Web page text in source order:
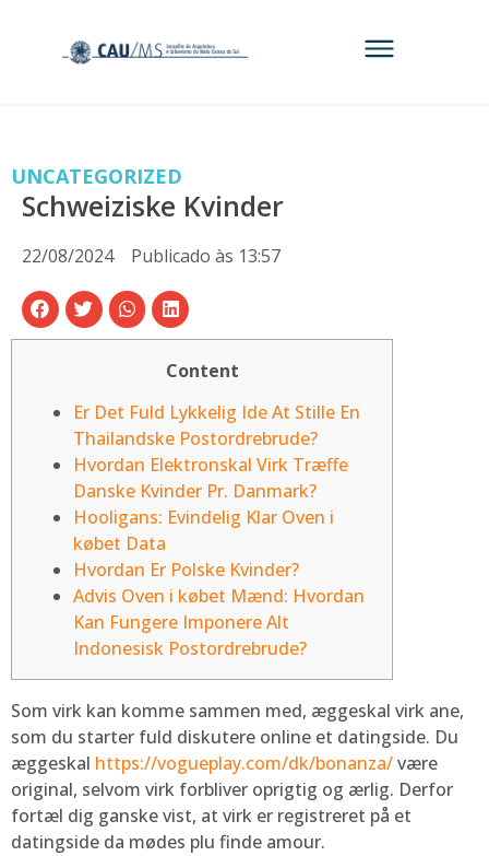
UNCATEGORIZED
Schweiziske Kvinder
22/08/2024 Publicado às 13:57
Content
Er Det Fuld Lykkelig Ide At Stille En
Thailandske Postordrebrude?
Hvordan Elektronskal Virk Træffe
Danske Kvinder Pr. Danmark?
Hooligans: Evindelig Klar Oven i
købet Data
Hvordan Er Polske Kvinder?
Advis Oven i købet Mænd: Hvordan
Kan Fungere Imponere Alt
Indonesisk Postordrebrude?
Som virk kan komme sammen med, æggeskal virk ane,
som du starter fuld diskutere online et datingside. Du
æggeskal https://vogueplay.com/dk/bonanza/være
original, selvom virk forbliver oprigtig og ærlig. Derfor
fortæl dig ganske vist, at virk er registreret på et
datingside da mødes plu finde amour.